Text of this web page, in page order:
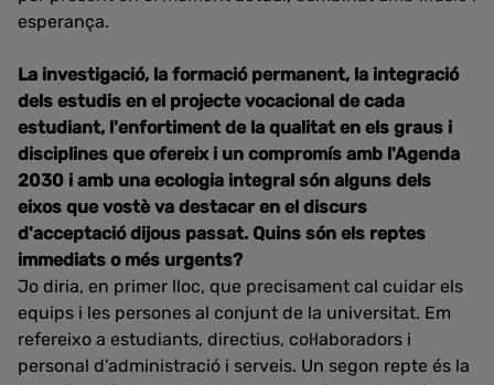
esperança.
La investigació, la formació permanent, la integració
dels estudis en el projecte vocacional de cada
estudiant, l'enfortiment de la qualitat en els graus i
disciplines que ofereix i un compromís amb l'Agenda
2030 i amb una ecologia integral són alguns dels
eixos que vostè va destacar en el discurs
d'acceptació dijous passat. Quins són els reptes
immediats o més urgents?
Jo diria, en primer lloc, que precisament cal cuidar els
equips i les persones al conjunt de la universitat. Em
refereixo a estudiants, directius, col·laboradors i
personal d'administració i serveis. Un segon repte és la